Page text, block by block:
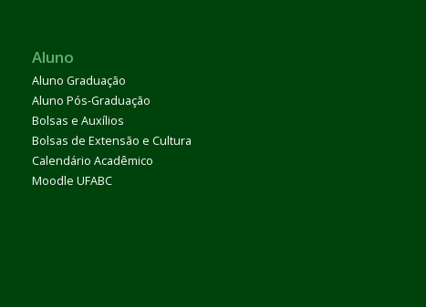
Aluno
Aluno Graduação
Aluno Pós-Graduação
Bolsas e Auxílios
Bolsas de Extensão e Cultura
Calendário Acadêmico
Moodle UFABC